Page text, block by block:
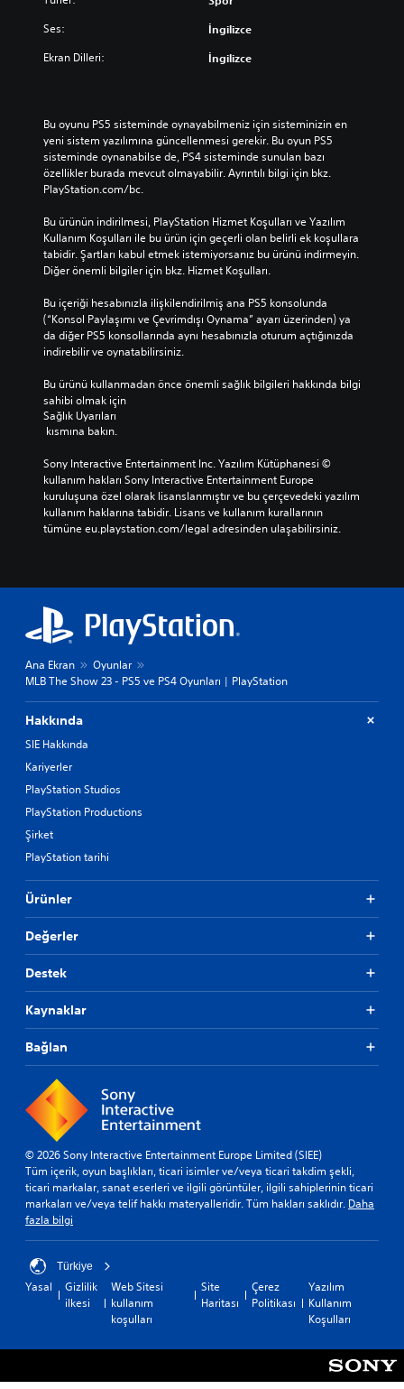
Ses: İngilizce
Ekran Dilleri: İngilizce
Bu oyunu PS5 sisteminde oynayabilmeniz için sisteminizin en
yeni sistem yazılımına güncellenmesi gerekir. Bu oyun PS5
sisteminde oynanabilse de, PS4 sisteminde sunulan bazı
özellikler burada mevcut olmayabilir. Ayrıntılı bilgi için bkz.
PlayStation.com/bc.
Bu ürünün indirilmesi, PlayStation Hizmet Koşulları ve Yazılım
Kullanım Koşulları ile bu ürün için geçerli olan belirli ek koşullara
tabidir. Şartları kabul etmek istemiyorsanız bu ürünü indirmeyin.
Diğer önemli bilgiler için bkz. Hizmet Koşulları.
Bu içeriği hesabınızla ilişkilendirilmiş ana PS5 konsolunda
(“Konsol Paylaşımı ve Çevrimdışı Oynama” ayarı üzerinden) ya
da diğer PS5 konsollarında aynı hesabınızla oturum açtığınızda
indirebilir ve oynatabilirsiniz.
Bu ürünü kullanmadan önce önemli sağlık bilgileri hakkında bilgi
sahibi olmak için
Sağlık Uyarıları
kısmına bakın.
Sony Interactive Entertainment Inc. Yazılım Kütüphanesi ©
kullanım hakları Sony Interactive Entertainment Europe
kuruluşuna özel olarak lisanslanmıştır ve bu çerçevedeki yazılım
kullanım haklarına tabidir. Lisans ve kullanım kurallarının
tümüne eu.playstation.com/legal adresinden ulaşabilirsiniz.
Ana Ekran
Oyunlar
MLB The Show 23 - PS5 ve PS4 Oyunları | PlayStation
Hakkında
SIE Hakkında
Kariyerler
PlayStation Studios
PlayStation Productions
Şirket
PlayStation tarihi
Ürünler
Değerler
Destek
Kaynaklar
Bağlan
© 2026 Sony Interactive Entertainment Europe Limited (SIEE)
Tüm içerik, oyun başlıkları, ticari isimler ve/veya ticari takdim şekli,
ticari markalar, sanat eserleri ve ilgili görüntüler, ilgili sahiplerinin ticari
markaları ve/veya telif hakkı materyalleridir. Tüm hakları saklıdır. Daha
fazla bilgi
Türkiye
Yasal
Gizlilik
ilkesi
Web Sitesi
kullanım
koşulları
Site
Haritası
Çerez
Politikası
Yazılım
Kullanım
Koşulları